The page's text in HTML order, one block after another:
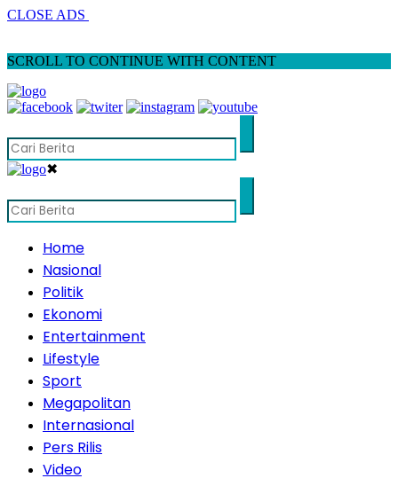
CLOSE ADS
SCROLL TO CONTINUE WITH CONTENT
✖
Home
Nasional
Politik
Ekonomi
Entertainment
Lifestyle
Sport
Megapolitan
Internasional
Pers Rilis
Video